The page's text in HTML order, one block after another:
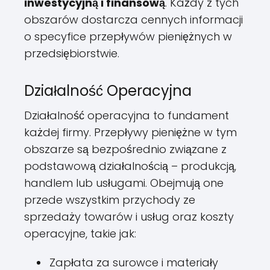
obszarów dostarcza cennych informacji
o specyfice przepływów pieniężnych w
przedsiębiorstwie.
Działalność Operacyjna
Działalność operacyjna to fundament
każdej firmy. Przepływy pieniężne w tym
obszarze są bezpośrednio związane z
podstawową działalnością – produkcją,
handlem lub usługami. Obejmują one
przede wszystkim przychody ze
sprzedaży towarów i usług oraz koszty
operacyjne, takie jak:
Zapłata za surowce i materiały